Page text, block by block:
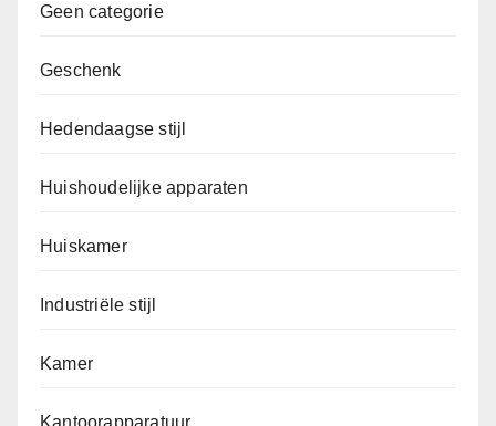
Geen categorie
Geschenk
Hedendaagse stijl
Huishoudelijke apparaten
Huiskamer
Industriële stijl
Kamer
Kantoorapparatuur